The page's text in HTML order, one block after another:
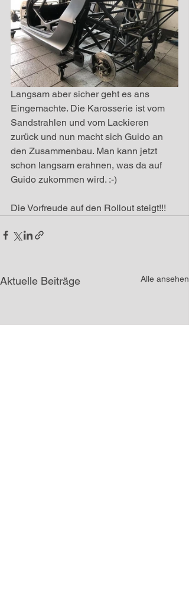
Langsam aber sicher geht es ans
Eingemachte. Die Karosserie ist vom
Sandstrahlen und vom Lackieren
zurück und nun macht sich Guido an
den Zusammenbau. Man kann jetzt
schon langsam erahnen, was da auf
Guido zukommen wird. :-)
Die Vorfreude auf den Rollout steigt!!!
Aktuelle Beiträge Alle ansehen